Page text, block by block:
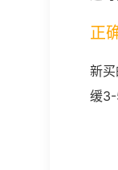
正
新
缓3-